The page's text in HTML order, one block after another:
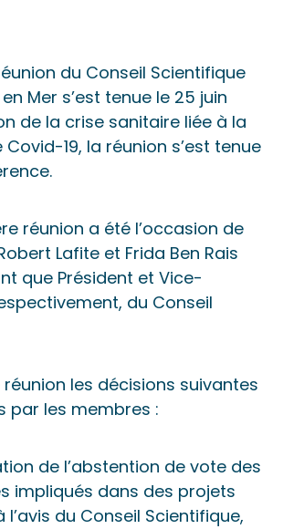
du Conseil Scientifique
Mer s’est tenue le 25 juin
de la crise sanitaire liée à la
19, la réunion s’est tenue
réunion a été l’occasion de
Lafite et Frida Ben Rais
que Président et Vice-
du Conseil
les décisions suivantes
par les membres :
de l’abstention de vote des
impliqués dans des projets
l’avis du Conseil Scientifique,